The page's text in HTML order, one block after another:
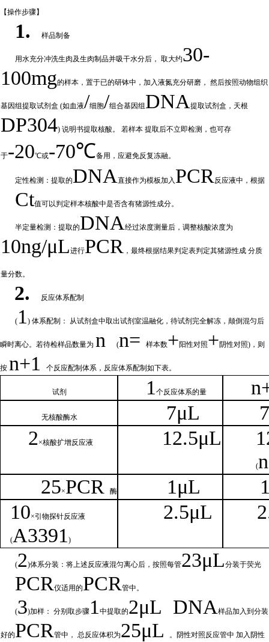
【操作步骤】
1. 样品制备
用水充分冲洗生肉及生肉制品并吸干水分后， 取大约30-
100mg的样本，置于已的研钵中，加入液氮充分研磨， 然后按照动物组织
基因组提取试剂盒 (如血液/细胞/组合基因组 DNA提取试剂盒，天根
DP304) 说明书提取核酸。 若样本 提取后不立即检测，也可存
于-20℃或-70℃备用，应避免反复冻融。
定性检测：提取的DNA直接作为模板加入 PCR反应液中，根据
Ct值可以判定样本核酸中是否含有猪源性成分。
半定量检测：提取的DNA经过浓度测量后，调整核酸浓度为
10ng/μL进行PCR，最终根据结果判定表判定其猪源性成 分质
量分数。
2. 反应体系配制
(1 ) 体系配制： 从试剂盒中取出试剂室温融化，待试剂完全解冻，颠倒混匀后
瞬时离心。若待检样品数量为 n(n=样本数+阳性对照+阴性对照)，则
按n+1个反应配制体系，反应体系配制如下表。
试剂 1 个反应体系的量
无核酸酶水 7μL
2×核酸扩增反应液 12.5μL
(
25×PCR 酶 1μL
10×引物探针反应液
(A3391)
2.5μL 2
(2)体系分装：将上述反应液混匀离心后，按照每管23μL分装于荧光
PCR仪适用的PCR管中。
(3)加样： 分别取步骤1 中提取的2μL DNA样品加入到分装
好的PCR管中， 总反应体积为25μL 。阴性对照反应管中 加入阴性